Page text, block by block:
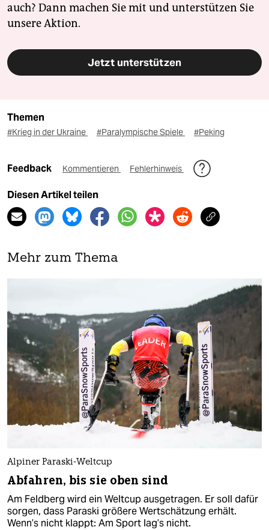
auch? Dann machen Sie mit und unterstützen Sie
unsere Aktion.
Jetzt unterstützen
Themen
#Krieg in der Ukraine #Paralympische Spiele #Peking
Feedback Kommentieren Fehlerhinweis
Diesen Artikel teilen
Mehr zum Thema
Alpiner Paraski-Weltcup
Abfahren, bis sie oben sind
Am Feldberg wird ein Weltcup ausgetragen. Er soll dafür
sorgen, dass Paraski größere Wertschätzung erhält.
Wenn’s nicht klappt: Am Sport lag’s nicht.